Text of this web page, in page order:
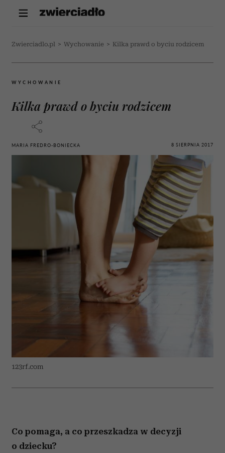
Zwierciadlo.pl > Wychowanie > Kilka prawd o byciu rodzicem
WYCHOWANIE
Kilka prawd o byciu rodzicem
MARIA FREDRO-BONIECKA 8 SIERPNIA 2017
123rf.com
Co pomaga, a co przeszkadza w decyzji
o dziecku?